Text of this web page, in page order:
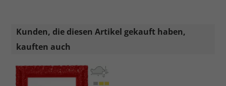
Kunden, die diesen Artikel gekauft haben,
kauften auch